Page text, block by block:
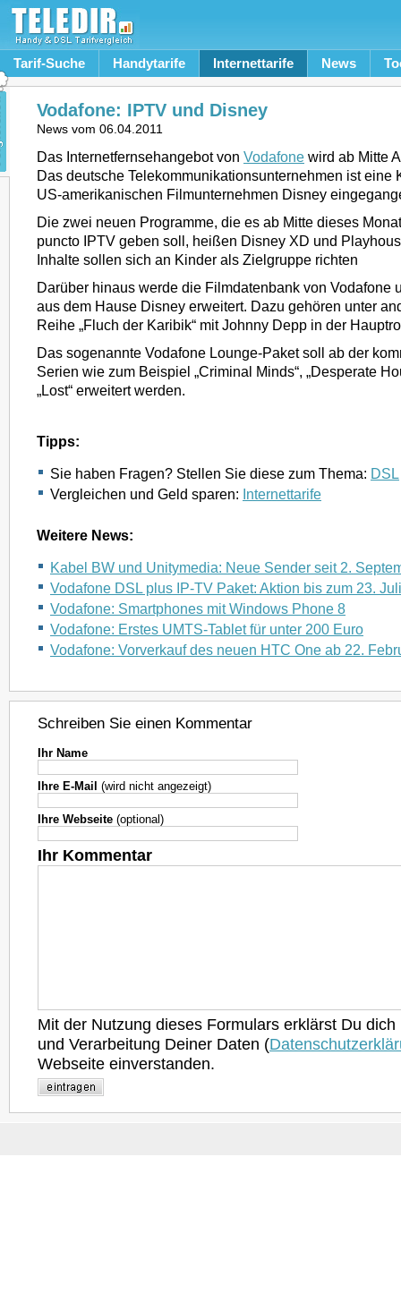
Tarif-Suche Handytarife Internettarife News
Vodafone: IPTV und Disney
News vom 06.04.2011
Das Internetfernsehangebot von Vodafone wird ab Mitte
Das deutsche Telekommunikationsunternehmen ist eine
US-amerikanischen Filmunternehmen Disney
Die zwei neuen Programme, die es ab Mitte dieses
puncto IPTV geben soll, heißen Disney XD und
Inhalte sollen sich an Kinder als Zielgruppe richten
Darüber hinaus werde die Filmdatenbank von Vodafone
aus dem Hause Disney erweitert. Dazu gehören unter
Reihe „Fluch der Karibik“ mit Johnny Depp in der
Das sogenannte Vodafone Lounge-Paket soll ab der
Serien wie zum Beispiel „Criminal Minds“, „Desperate
„Lost“ erweitert werden.
Tipps:
Sie haben Fragen? Stellen Sie diese zum Thema: DSL
Vergleichen und Geld sparen: Internettarife
Weitere News:
Kabel BW und Unitymedia: Neue Sender seit 2.
Vodafone DSL plus IP-TV Paket: Aktion bis zum 23.
Vodafone: Smartphones mit Windows Phone 8
Vodafone: Erstes UMTS-Tablet für unter 200 Euro
Vodafone: Vorverkauf des neuen HTC One ab 22.
Schreiben Sie einen Kommentar
Ihr Name
Ihre E-Mail (wird nicht angezeigt)
Ihre Webseite (optional)
Ihr Kommentar
Mit der Nutzung dieses Formulars erklärst Du
und Verarbeitung Deiner Daten (
Webseite einverstanden.